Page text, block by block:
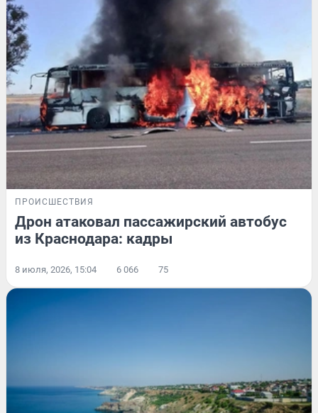
ПРОИСШЕСТВИЯ
Дрон атаковал пассажирский автобус
из Краснодара: кадры
8 июля, 2026, 15:04 6 066 75